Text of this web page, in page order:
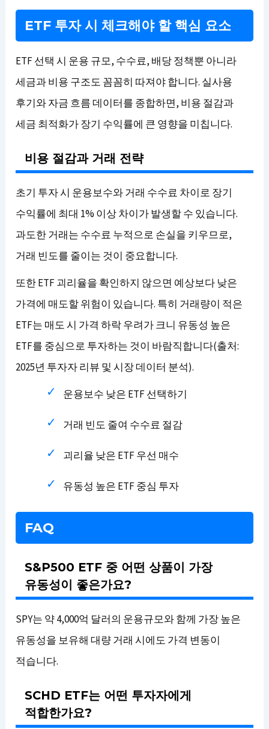
ETF 투자 시 체크해야 할 핵심 요소
ETF 선택 시 운용 규모, 수수료, 배당 정책뿐 아니라
세금과 비용 구조도 꼼꼼히 따져야 합니다. 실사용
후기와 자금 흐름 데이터를 종합하면, 비용 절감과
세금 최적화가 장기 수익률에 큰 영향을 미칩니다.
비용 절감과 거래 전략
초기 투자 시 운용보수와 거래 수수료 차이로 장기
수익률에 최대 1% 이상 차이가 발생할 수 있습니다.
과도한 거래는 수수료 누적으로 손실을 키우므로,
거래 빈도를 줄이는 것이 중요합니다.
또한 ETF 괴리율을 확인하지 않으면 예상보다 낮은
가격에 매도할 위험이 있습니다. 특히 거래량이 적은
ETF는 매도 시 가격 하락 우려가 크니 유동성 높은
ETF를 중심으로 투자하는 것이 바람직합니다(출처:
2025년 투자자 리뷰 및 시장 데이터 분석).
운용보수 낮은 ETF 선택하기
거래 빈도 줄여 수수료 절감
괴리율 낮은 ETF 우선 매수
유동성 높은 ETF 중심 투자
FAQ
S&P500 ETF 중 어떤 상품이 가장
유동성이 좋은가요?
SPY는 약 4,000억 달러의 운용규모와 함께 가장 높은
유동성을 보유해 대량 거래 시에도 가격 변동이
적습니다.
SCHD ETF는 어떤 투자자에게
적합한가요?